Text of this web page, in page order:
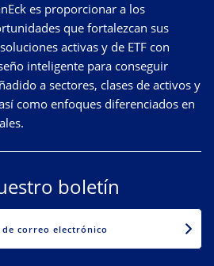
es proporcionar a los
que fortalezcan sus
activas y de ETF con
inteligente para conseguir
a sectores, clases de activos y
como enfoques diferenciados en
boletín